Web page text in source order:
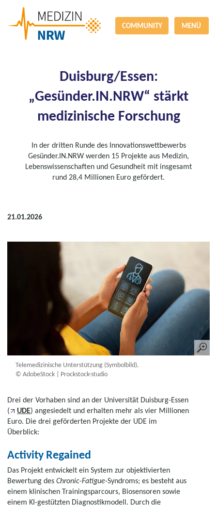
COMMUNITY MENÜ
Duisburg/Essen:
„Gesünder.IN.NRW“ stärkt
medizinische Forschung
In der dritten Runde des Innovationswettbewerbs
Gesünder.IN.NRW werden 15 Projekte aus Medizin,
Lebenswissenschaften und Gesundheit mit insgesamt
rund 28,4 Millionen Euro gefördert.
21.01.2026
Telemedizinische Unterstützung (Symbolbild).
© AdobeStock | Prockstock-studio
Drei der Vorhaben sind an der Universität Duisburg-Essen
(
UDE) angesiedelt und erhalten mehr als vier Millionen
Euro. Die drei geförderten Projekte der UDE im
Überblick:
Activity Regained
Das Projekt entwickelt ein System zur objektivierten
Bewertung des Chronic-Fatigue-Syndroms; es besteht aus
einem klinischen Trainingsparcours, Biosensoren sowie
einem KI-gestützten Diagnostikmodell. Durch die